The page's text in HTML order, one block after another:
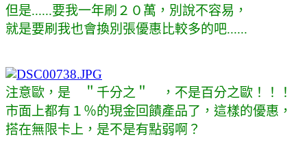
但是......要我一年刷２０萬，別說不容易，
就是要刷我也會換別張優惠比較多的吧......
注意歐，是 ＂千分之＂ ，不是百分之歐！！！
市面上都有１％的現金回饋產品了，這樣的優惠，
搭在無限卡上，是不是有點弱啊？